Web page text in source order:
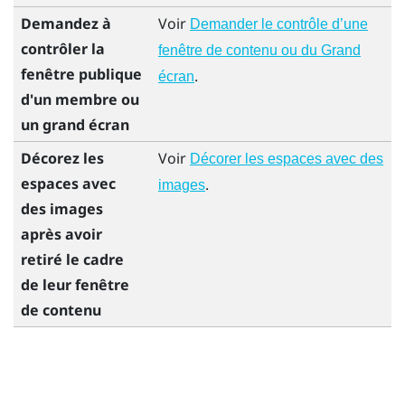
Demandez à
contrôler la
fenêtre publique
d'un membre ou
un grand écran
Voir Demander le contrôle d’une
fenêtre de contenu ou du Grand
écran.
Décorez les
espaces avec
des images
après avoir
retiré le cadre
de leur fenêtre
de contenu
Voir Décorer les espaces avec des
images.